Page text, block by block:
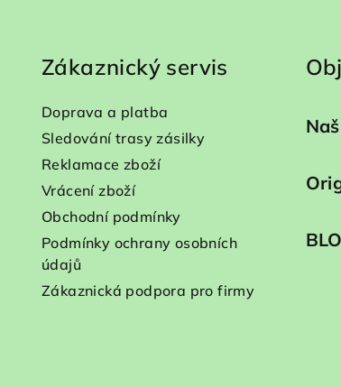
Zákaznický servis
Doprava a platba
Sledování trasy zásilky
Reklamace zboží
Vrácení zboží
Obchodní podmínky
Podmínky ochrany osobních
údajů
Zákaznická podpora pro firmy